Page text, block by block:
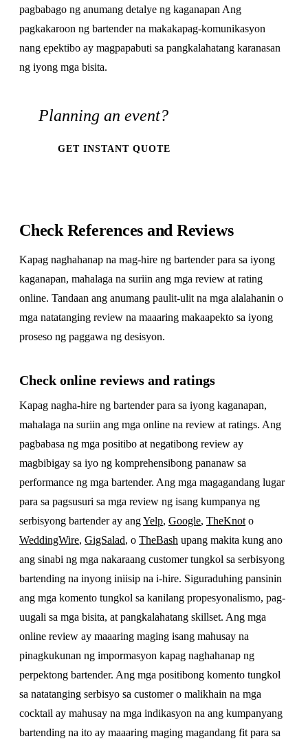
pagbabago ng anumang detalye ng kaganapan Ang
pagkakaroon ng bartender na makakapag-komunikasyon
nang epektibo ay magpapabuti sa pangkalahatang karanasan
ng iyong mga bisita.
Planning an event?
GET INSTANT QUOTE
Check References and Reviews
Kapag naghahanap na mag-hire ng bartender para sa iyong
kaganapan, mahalaga na suriin ang mga review at rating
online. Tandaan ang anumang paulit-ulit na mga alalahanin o
mga natatanging review na maaaring makaapekto sa iyong
proseso ng paggawa ng desisyon.
Check online reviews and ratings
Kapag nagha-hire ng bartender para sa iyong kaganapan,
mahalaga na suriin ang mga online na review at ratings. Ang
pagbabasa ng mga positibo at negatibong review ay
magbibigay sa iyo ng komprehensibong pananaw sa
performance ng mga bartender. Ang mga magagandang lugar
para sa pagsusuri sa mga review ng isang kumpanya ng
serbisyong bartender ay angYelp, Google, TheKnot o
WeddingWire, GigSalad, o TheBash upang makita kung ano
ang sinabi ng mga nakaraang customer tungkol sa serbisyong
bartending na inyong iniisip na i-hire. Siguraduhing pansinin
ang mga komento tungkol sa kanilang propesyonalismo, pag-
uugali sa mga bisita, at pangkalahatang skillset. Ang mga
online review ay maaaring maging isang mahusay na
pinagkukunan ng impormasyon kapag naghahanap ng
perpektong bartender. Ang mga positibong komento tungkol
sa natatanging serbisyo sa customer o malikhain na mga
cocktail ay mahusay na mga indikasyon na ang kumpanyang
bartending na ito ay maaaring maging magandang fit para sa